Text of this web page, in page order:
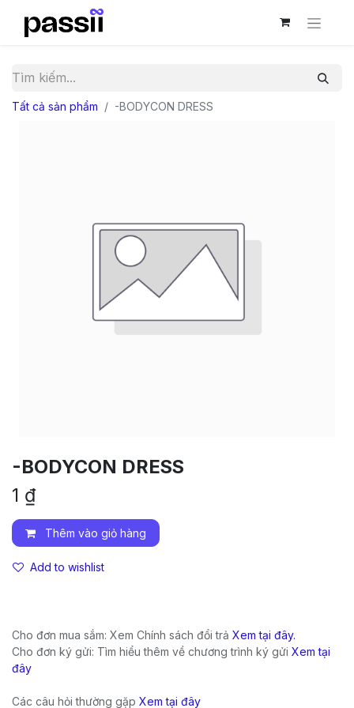
Tất cả sản phẩm -BODYCON DRESS
-BODYCON DRESS
1 ₫
Thêm vào giỏ hàng
Add to wishlist
Cho đơn mua sắm: Xem Chính sách đổi trả Xem tại đây.
Cho đơn ký gửi: Tìm hiểu thêm về chương trình ký gửi Xem tại
đây
Các câu hỏi thường gặp Xem tại đây